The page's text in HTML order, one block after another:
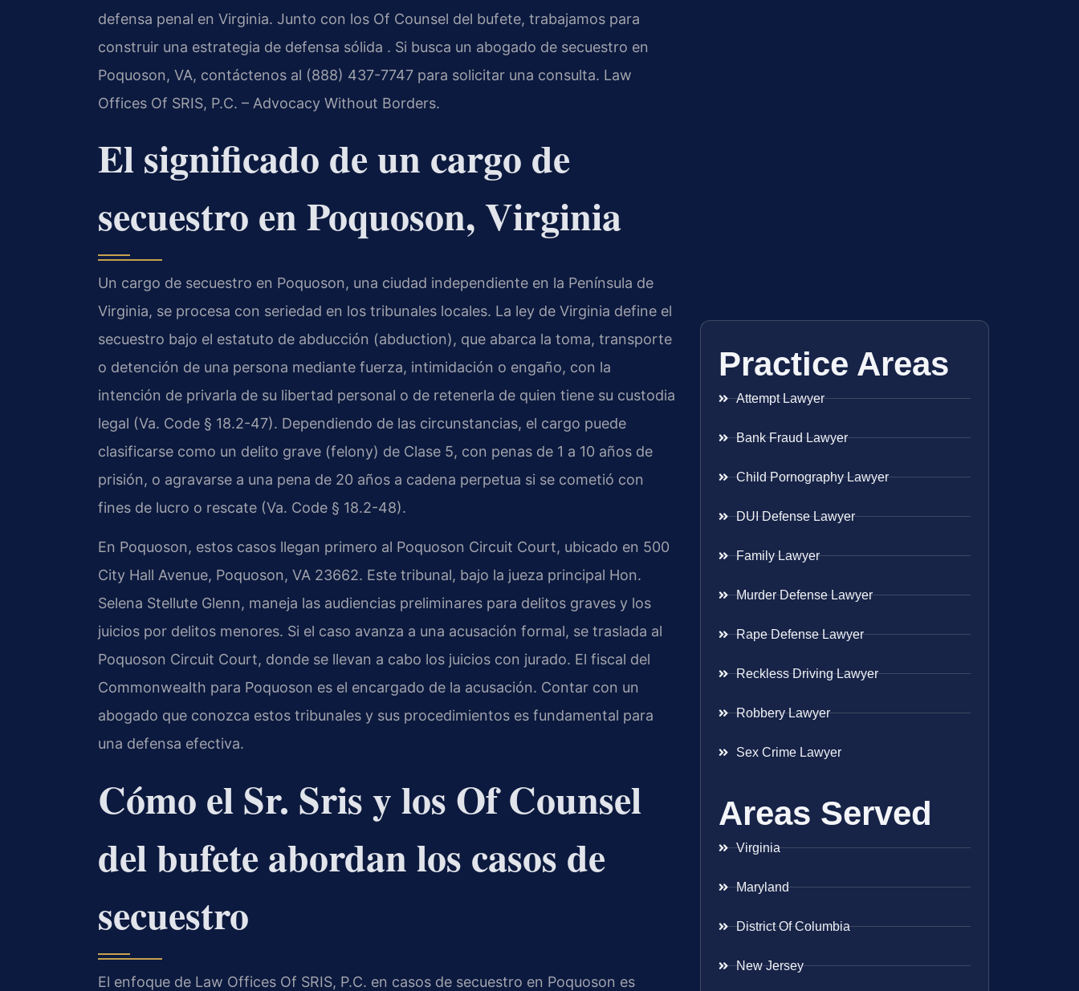
defensa penal en Virginia. Junto con los Of Counsel del bufete, trabajamos para
construir una estrategia de defensa sólida . Si busca un abogado de secuestro en
Poquoson, VA, contáctenos al (888) 437-7747 para solicitar una consulta. Law
Offices Of SRIS, P.C. – Advocacy Without Borders.
El significado de un cargo de
secuestro en Poquoson, Virginia
Un cargo de secuestro en Poquoson, una ciudad independiente en la Península de
Virginia, se procesa con seriedad en los tribunales locales. La ley de Virginia define el
secuestro bajo el estatuto de abducción (abduction), que abarca la toma, transporte
o detención de una persona mediante fuerza, intimidación o engaño, con la
intención de privarla de su libertad personal o de retenerla de quien tiene su custodia
legal (Va. Code § 18.2-47). Dependiendo de las circunstancias, el cargo puede
clasificarse como un delito grave (felony) de Clase 5, con penas de 1 a 10 años de
prisión, o agravarse a una pena de 20 años a cadena perpetua si se cometió con
fines de lucro o rescate (Va. Code § 18.2-48).
En Poquoson, estos casos llegan primero al Poquoson Circuit Court, ubicado en 500
City Hall Avenue, Poquoson, VA 23662. Este tribunal, bajo la jueza principal Hon.
Selena Stellute Glenn, maneja las audiencias preliminares para delitos graves y los
juicios por delitos menores. Si el caso avanza a una acusación formal, se traslada al
Poquoson Circuit Court, donde se llevan a cabo los juicios con jurado. El fiscal del
Commonwealth para Poquoson es el encargado de la acusación. Contar con un
abogado que conozca estos tribunales y sus procedimientos es fundamental para
una defensa efectiva.
Cómo el Sr. Sris y los Of Counsel
del bufete abordan los casos de
secuestro
El enfoque de Law Offices Of SRIS, P.C. en casos de secuestro en Poquoson es
Practice Areas
Attempt Lawyer
Bank Fraud Lawyer
Child Pornography Lawyer
DUI Defense Lawyer
Family Lawyer
Murder Defense Lawyer
Rape Defense Lawyer
Reckless Driving Lawyer
Robbery Lawyer
Sex Crime Lawyer
Areas Served
Virginia
Maryland
District Of Columbia
New Jersey